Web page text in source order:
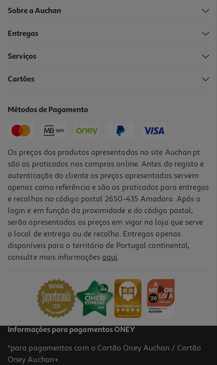
Sobre a Auchan
Entregas
Serviços
Cartões
Métodos de Pagamento
Os preços dos produtos apresentados no site Auchan.pt
são os praticados nas compras online. Antes do registo e
autenticação do cliente os preços apresentados servem
apenas como referência e são os praticados para entregas
e recolhas no código postal 2650-435 Amadora. Após o
login e em função da proximidade e do código postal,
serão apresentados os preços em vigor na loja que serve
o local de entrega ou de recolha. Entregas apenas
disponíveis para o território de Portugal continental,
consulte mais informações aqui.
Informações para pagamentos ONEY
*para pagamentos com o Cartão Oney Auchan / Cartão
Oney Auchan+.